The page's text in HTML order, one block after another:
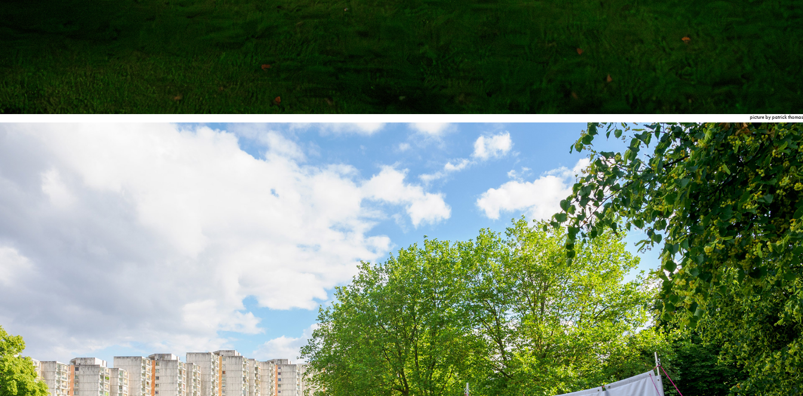
picture by patrick thomas